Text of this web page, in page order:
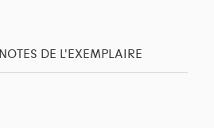
NOTES DE L'EXEMPLAIRE